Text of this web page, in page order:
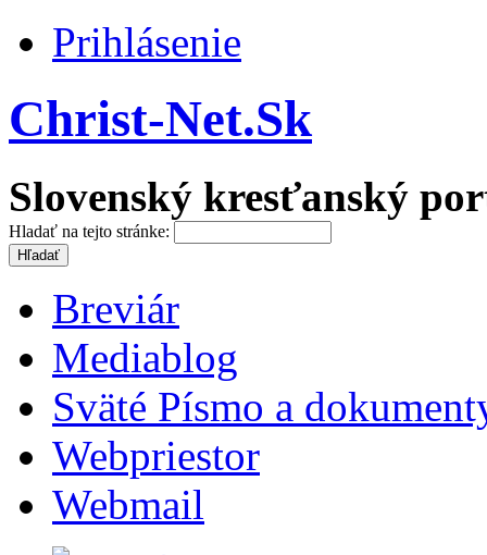
Prihlásenie
Christ-Net.Sk
Slovenský kresťanský
Hladať na tejto stránke:
Breviár
Mediablog
Sväté Písmo a
Webpriestor
Webmail